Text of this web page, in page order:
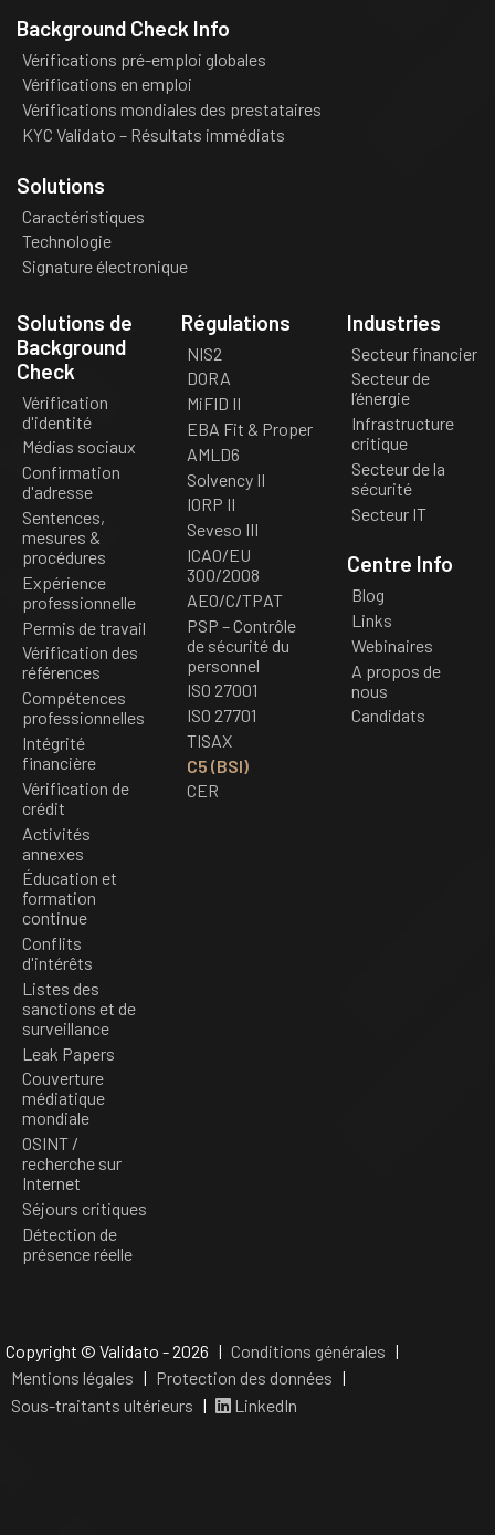
Background Check Info
Vérifications pré-emploi globales
Vérifications en emploi
Vérifications mondiales des prestataires
KYC Validato – Résultats immédiats
Solutions
Caractéristiques
Technologie
Signature électronique
Solutions de
Background
Check
Vérification
d'identité
Médias sociaux
Confirmation
d'adresse
Sentences,
mesures &
procédures
Expérience
professionnelle
Permis de travail
Vérification des
références
Compétences
professionnelles
Intégrité
financière
Vérification de
crédit
Activités
annexes
Éducation et
formation
continue
Conflits
d'intérêts
Listes des
sanctions et de
surveillance
Leak Papers
Couverture
médiatique
mondiale
OSINT /
recherche sur
Internet
Séjours critiques
Détection de
présence réelle
Régulations
NIS2
DORA
MiFID II
EBA Fit & Proper
AMLD6
Solvency II
IORP II
Seveso III
ICAO/EU
300/2008
AEO/C/TPAT
PSP – Contrôle
de sécurité du
personnel
ISO 27001
ISO 27701
TISAX
C5 (BSI)
CER
Industries
Secteur financier
Secteur de
l’énergie
Infrastructure
critique
Secteur de la
sécurité
Secteur IT
Centre Info
Blog
Links
Webinaires
A propos de
nous
Candidats
Copyright © Validato - 2026 | Conditions générales |
Mentions légales | Protection des données |
Sous-traitants ultérieurs | LinkedIn